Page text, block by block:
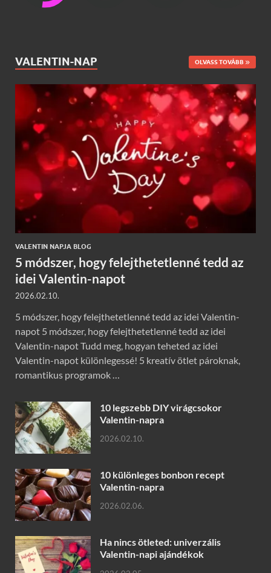
VALENTIN-NAP OLVASS TOVÁBB
VALENTIN NAPJA BLOG
5 módszer, hogy felejthetetlenné tedd az
idei Valentin-napot
2026.02.10.
5 módszer, hogy felejthetetlenné tedd az idei Valentin-
napot 5 módszer, hogy felejthetetlenné tedd az idei
Valentin-napot Tudd meg, hogyan teheted az idei
Valentin-napot különlegessé! 5 kreatív ötlet pároknak,
romantikus programok …
10 legszebb DIY virágcsokor
Valentin-napra
2026.02.10.
10 különleges bonbon recept
Valentin-napra
2026.02.06.
Ha nincs ötleted: univerzális
Valentin-napi ajándékok